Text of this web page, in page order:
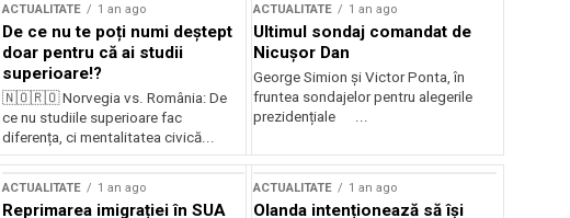
ACTUALITATE 1 an ago
De ce nu te poți numi deștept
doar pentru că ai studii
superioare!?
🇳🇴🇷🇴 Norvegia vs. România: De
ce nu studiile superioare fac
diferența, ci mentalitatea civică...
ACTUALITATE 1 an ago
Ultimul sondaj comandat de
Nicușor Dan
George Simion și Victor Ponta, în
fruntea sondajelor pentru alegerile
prezidențiale ...
ACTUALITATE 1 an ago
Reprimarea imigrației în SUA
ACTUALITATE 1 an ago
Olanda intenționează să își